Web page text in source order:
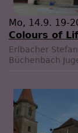
Mo, 14.9. 19-
Colours of
Erlbacher Stefan
Büchenbach